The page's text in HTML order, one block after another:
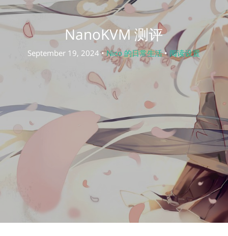
NanoKVM 测评
September 19, 2024 •Nico 的日常生活• 阅读设置